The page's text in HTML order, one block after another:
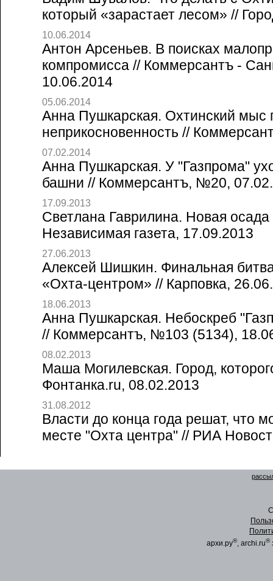
который «зарастает лесом» //
10.06.2014
Антон Арсеньев. В поисках
компромисса // Коммерсантъ -
10.06.2014
05.06.2014
Анна Пушкарская. Охтинский мыс
неприкосновенность //
07.02.2014
Анна Пушкарская. У "Газпрома"
башни // Коммерсантъ, №20,
17.09.2013
Светлана Гаврилина. Новая
Независимая газета, 17.09.2013
27.06.2013
Алексей Шишкин. Финальная
«Охта-центром» // Карповка,
18.06.2013
Анна Пушкарская. Небоскреб
// Коммерсантъ, №103 (5134),
08.02.2013
Маша Могилевская. Город,
Фонтанка.ru, 08.02.2013
31.08.2012
Власти до конца года решат, что
месте "Охта центра" // РИА
архи.ру®, archi.ru®